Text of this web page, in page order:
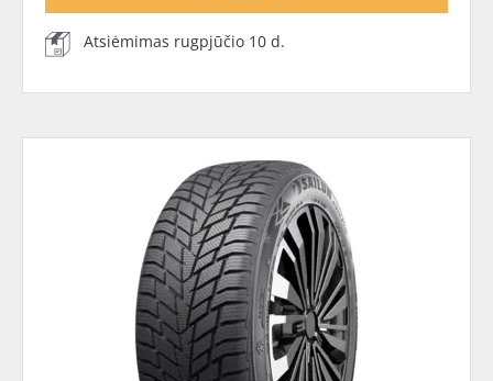
Atsiėmimas rugpjūčio 10 d.